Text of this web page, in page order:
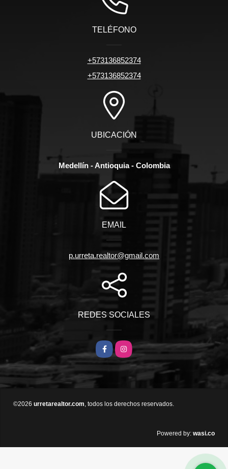
TELÉFONO
+573136852374
+573136852374
UBICACIÓN
Medellín - Antioquia - Colombia
EMAIL
p.urreta.realtor@gmail.com
REDES SOCIALES
FacebookInstagram
©2026 urretarealtor.com, todos los derechos reservados.
Powered by: wasi.co